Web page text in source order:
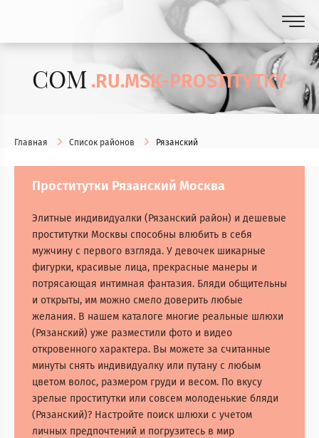
.RU.MSK-PROSTITYTKY
COM
Главная Список районов Рязанский
Проститутки Рязанский Москва
Элитные индивидуалки (Рязанский район) и дешевые
проститутки Москвы способны влюбить в себя
мужчину с первого взгляда. У девочек шикарные
фигурки, красивые лица, прекрасные манеры и
потрясающая интимная фантазия. Бляди общительны
и открыты, им можно смело доверить любые
желания. В нашем каталоге многие реальные шлюхи
(Рязанский) уже разместили фото и видео
откровенного характера. Вы можете за считанные
минуты снять индивидуалку или путану с любым
цветом волос, размером груди и весом. По вкусу
зрелые проститутки или совсем молоденькие бляди
(Рязанский)? Настройте поиск шлюхи с учетом
личных предпочтений и погрузитесь в мир